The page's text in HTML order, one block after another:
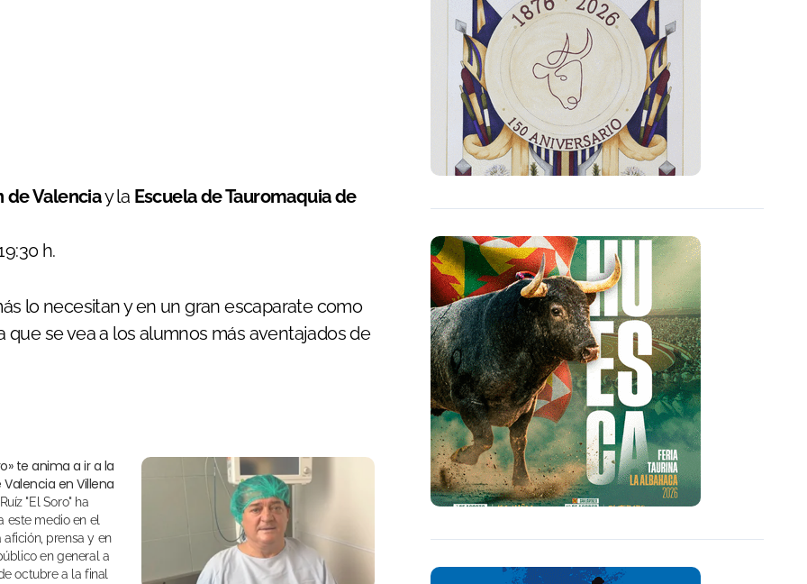
de Valenciay la Escuela de Tauromaquia de
h.
lo necesitan y en un gran escaparate como
que se vea a los alumnos más aventajados de
te anima a ir a la
en Villena
este medio en el
prensa y en
en general a
octubre a la final